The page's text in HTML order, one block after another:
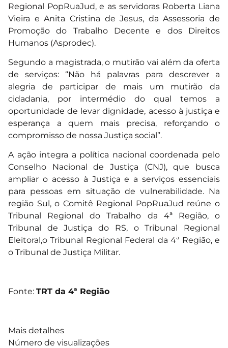
Regional PopRuaJud, e as servidoras Roberta Liana
Vieira e Anita Cristina de Jesus, da Assessoria de
Promoção do Trabalho Decente e dos Direitos
Humanos (Asprodec).
Segundo a magistrada, o mutirão vai além da oferta
de serviços: “Não há palavras para descrever a
alegria de participar de mais um mutirão da
cidadania, por intermédio do qual temos a
oportunidade de levar dignidade, acesso à justiça e
esperança a quem mais precisa, reforçando o
compromisso de nossa Justiça social”.
A ação integra a política nacional coordenada pelo
Conselho Nacional de Justiça (CNJ), que busca
ampliar o acesso à Justiça e a serviços essenciais
para pessoas em situação de vulnerabilidade. Na
região Sul, o Comitê Regional PopRuaJud reúne o
Tribunal Regional do Trabalho da 4ª Região, o
Tribunal de Justiça do RS, o Tribunal Regional
Eleitoral,o Tribunal Regional Federal da 4ª Região, e
o Tribunal de Justiça Militar.
Fonte: TRT da 4ª Região
Mais detalhes
Número de visualizações